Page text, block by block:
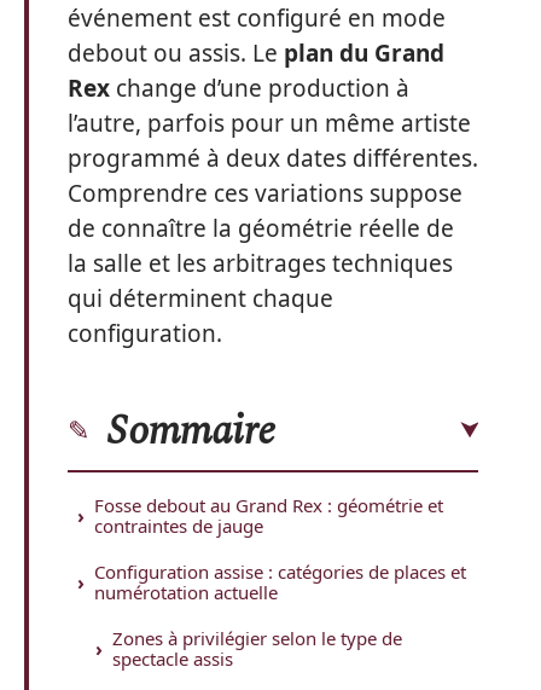
événement est configuré en mode
debout ou assis. Le plan du Grand
Rex change d’une production à
l’autre, parfois pour un même artiste
programmé à deux dates différentes.
Comprendre ces variations suppose
de connaître la géométrie réelle de
la salle et les arbitrages techniques
qui déterminent chaque
configuration.
Sommaire
Fosse debout au Grand Rex : géométrie et
contraintes de jauge
Configuration assise : catégories de places et
numérotation actuelle
Zones à privilégier selon le type de
spectacle assis